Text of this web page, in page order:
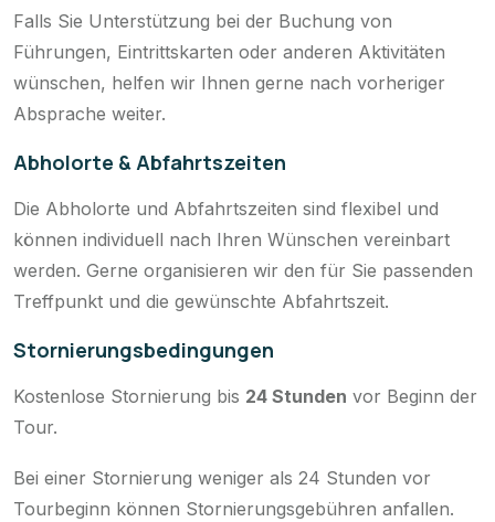
Falls Sie Unterstützung bei der Buchung von
Führungen, Eintrittskarten oder anderen Aktivitäten
wünschen, helfen wir Ihnen gerne nach vorheriger
Absprache weiter.
Abholorte & Abfahrtszeiten
Die Abholorte und Abfahrtszeiten sind flexibel und
können individuell nach Ihren Wünschen vereinbart
werden. Gerne organisieren wir den für Sie passenden
Treffpunkt und die gewünschte Abfahrtszeit.
Stornierungsbedingungen
Kostenlose Stornierung bis 24 Stunden vor Beginn der
Tour.
Bei einer Stornierung weniger als 24 Stunden vor
Tourbeginn können Stornierungsgebühren anfallen.